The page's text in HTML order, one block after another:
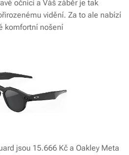
očnici a Váš záběr je tak
vidění. Za to ale nabízí
komfortní nošení
jsou 15.666 Kč a Oakley Meta